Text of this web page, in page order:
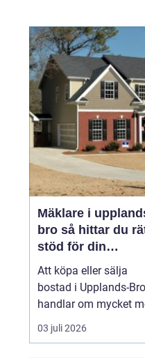
säkerställa att väts...
Mäklare i
bro så hittar du rätt
stöd för din
bostadsaffär
Att köpa eller sälja
bostad i Upplands-Bro
handlar om mycket
än kvadratmeter och
slutpris. Kommunen
03 juli 2026